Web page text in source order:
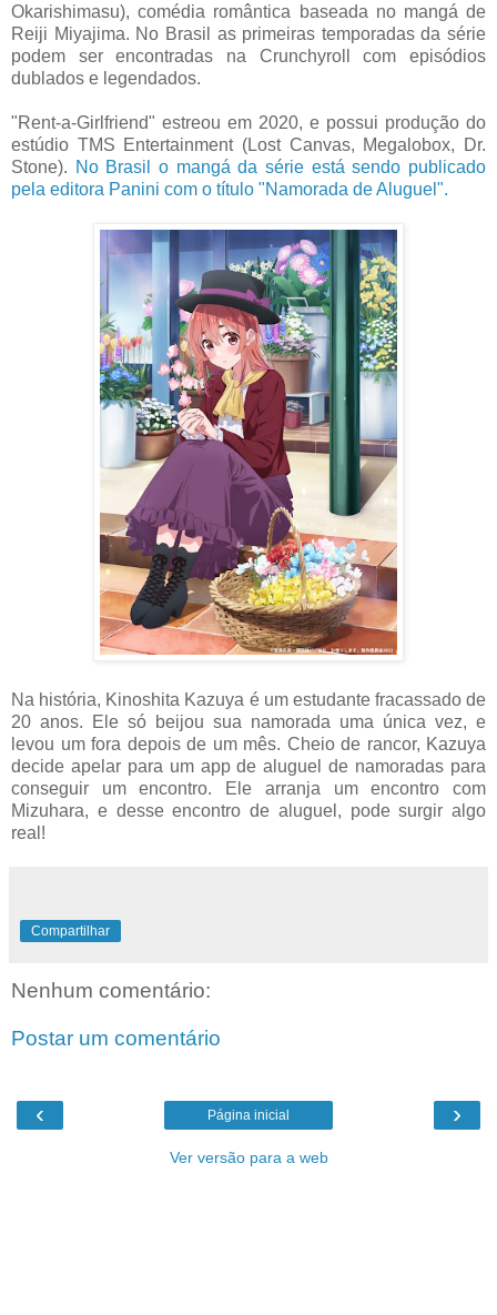
Okarishimasu), comédia romântica baseada no mangá de
Reiji Miyajima. No Brasil as primeiras temporadas da série
podem ser encontradas na Crunchyroll com episódios
dublados e legendados.
"Rent-a-Girlfriend" estreou em 2020, e possui produção do
estúdio TMS Entertainment (Lost Canvas, Megalobox, Dr.
Stone). No Brasil o mangá da série está sendo publicado
pela editora Panini com o título "Namorada de Aluguel".
Na história, Kinoshita Kazuya é um estudante fracassado de
20 anos. Ele só beijou sua namorada uma única vez, e
levou um fora depois de um mês. Cheio de rancor, Kazuya
decide apelar para um app de aluguel de namoradas para
conseguir um encontro. Ele arranja um encontro com
Mizuhara, e desse encontro de aluguel, pode surgir algo
real!
Compartilhar
Nenhum comentário:
Postar um comentário
‹ ›
Página inicial
Ver versão para a web